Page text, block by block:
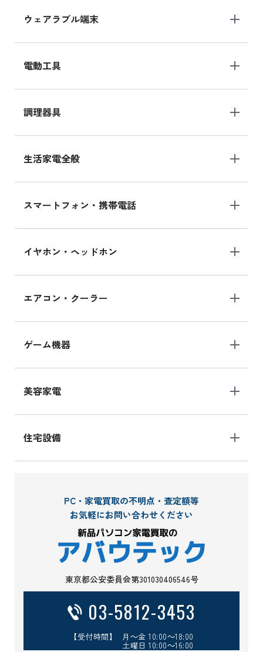
ウェアラブル端末
電動工具
調理器具
生活家電全般
スマートフォン・携帯電話
イヤホン・ヘッドホン
エアコン・クーラー
ゲーム機器
美容家電
住宅設備
PC・家電買取の不明点・査定額等
お気軽にお問い合わせください
東京都公安委員会第301030406546号
03-5812-3453
【受付時間】 月～金 10:00～18:00
土曜日 10:00～16:00